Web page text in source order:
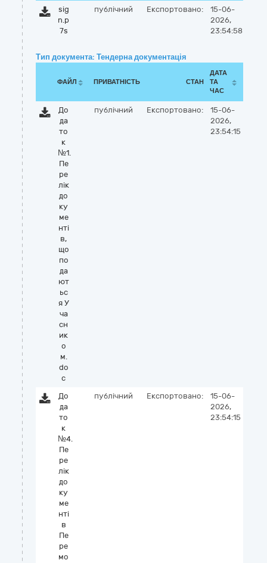
sig
n.p
7s
публічний Експортовано:
15-06-
2026,
23:54:58
Тип документа: Тендерна документація
ФАЙЛ ПРИВАТНІСТЬ СТАН
ДАТА
ТА
ЧАС
До
да
то
к
№1.
Пе
ре
лік
до
ку
ме
нті
в,
що
по
да
ют
ьс
я У
ча
сн
ик
о
м.
do
c
публічний Експортовано:
15-06-
2026,
23:54:15
До
да
то
к
№4.
Пе
ре
лік
до
ку
ме
нті
в
Пе
ре
мо
публічний Експортовано:
15-06-
2026,
23:54:15